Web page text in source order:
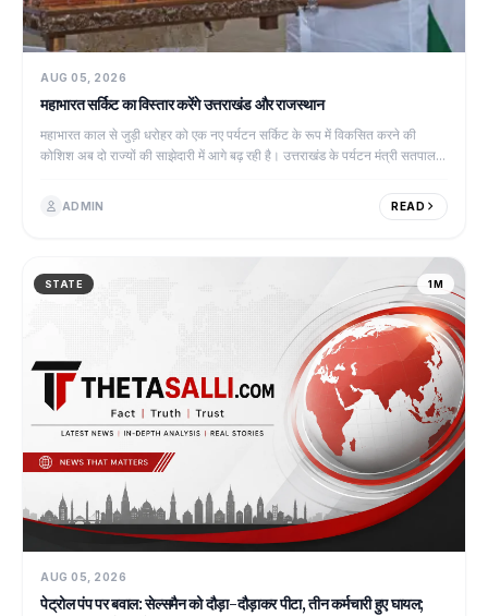
AUG 05, 2026
महाभारत सर्किट का विस्तार करेंगे उत्तराखंड और राजस्थान
महाभारत काल से जुड़ी धरोहर को एक नए पर्यटन सर्किट के रूप में विकसित करने की
कोशिश अब दो राज्यों की साझेदारी में आगे बढ़ रही है। उत्तराखंड के पर्यटन मंत्री सतपाल...
ADMIN READ
STATE 1M
AUG 05, 2026
पेट्रोल पंप पर बवाल: सेल्समैन को दौड़ा-दौड़ाकर पीटा, तीन कर्मचारी हुए घायल;